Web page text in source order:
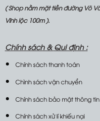
( Shop nằm mặt tiền đường Võ
Vĩnh lộc 100m ).
Chính sách &Qui định :
Chính sách thanh toán
Chình sách vận chuyển
Chính sách bảo mật thông tin
Chính sách xử lí khiếu nại